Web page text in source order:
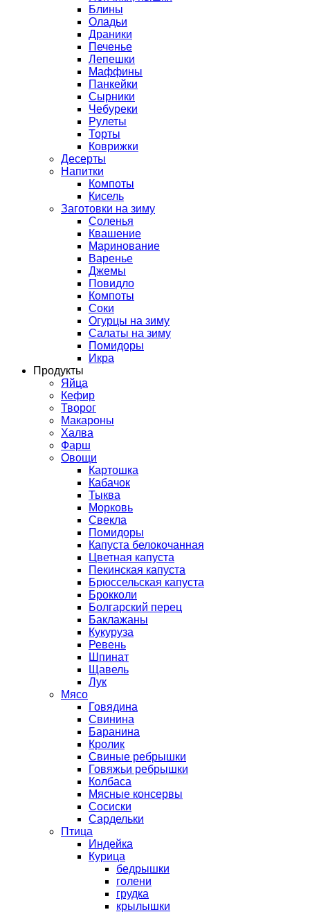
Блины
Оладьи
Драники
Печенье
Лепешки
Маффины
Панкейки
Сырники
Чебуреки
Рулеты
Торты
Коврижки
Десерты
Напитки
Компоты
Кисель
Заготовки на зиму
Соленья
Квашение
Маринование
Варенье
Джемы
Повидло
Компоты
Соки
Огурцы на зиму
Салаты на зиму
Помидоры
Икра
Продукты
Яйца
Кефир
Творог
Макароны
Халва
Фарш
Овощи
Картошка
Кабачок
Тыква
Морковь
Свекла
Помидоры
Капуста белокочанная
Цветная капуста
Пекинская капуста
Брюссельская капуста
Брокколи
Болгарский перец
Баклажаны
Кукуруза
Ревень
Шпинат
Щавель
Лук
Мясо
Говядина
Свинина
Баранина
Кролик
Свиные ребрышки
Говяжьи ребрышки
Колбаса
Мясные консервы
Сосиски
Сардельки
Птица
Индейка
Курица
бедрышки
голени
грудка
крылышки